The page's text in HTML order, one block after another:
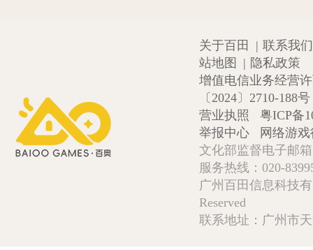
关于百田 | 联系我们
站地图
| 隐私政策
增值电信业务经营
〔2024〕2710-188号
营业执照
粤ICP备
举报中心
网络游
文化部监督电子邮
服务热线：020-
广州百田信息科技
Reserved
联系地址：广州市